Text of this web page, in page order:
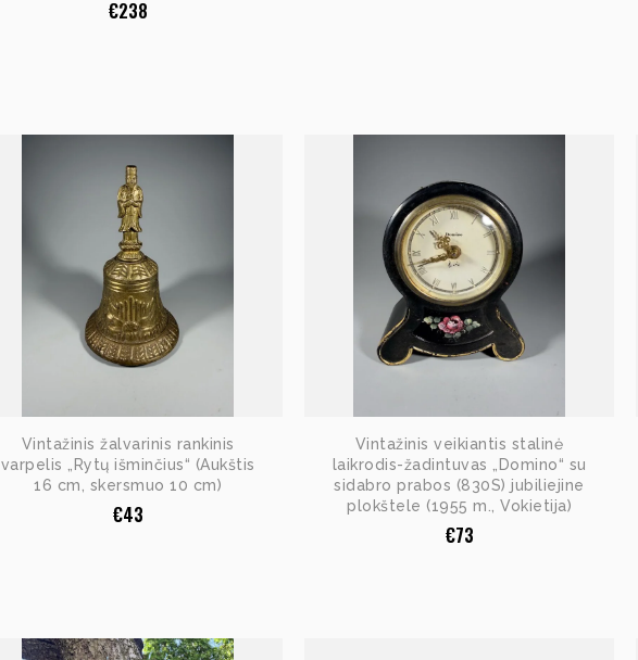
€238
Vintažinis žalvarinis rankinis
varpelis „Rytų išminčius“ (Aukštis
16 cm, skersmuo 10 cm)
€43
Vintažinis veikiantis stalinė
laikrodis-žadintuvas „Domino“ su
sidabro prabos (830S) jubiliejine
plokštele (1955 m., Vokietija)
€73